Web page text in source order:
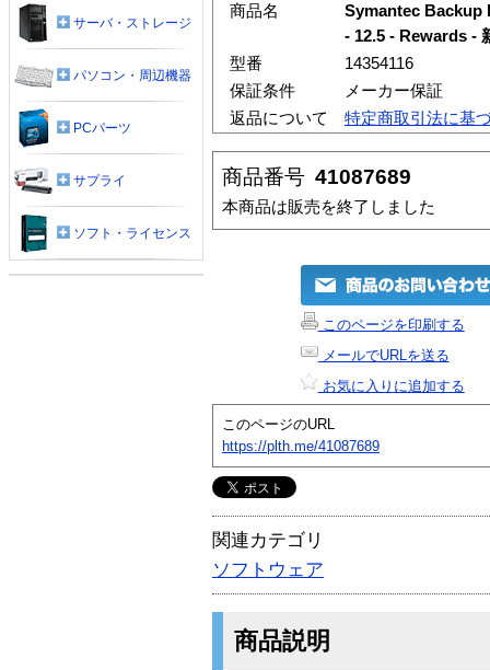
商品名
Symantec Backup
- 12.5 - Rewards -
型番
14354116
保証条件
メーカー保証
返品について
特定商取引法に基
商品番号 41087689
本商品は販売を終了しました
このページを印刷する
メールでURLを送る
お気に入りに追加する
このページのURL
https://plth.me/41087689
関連カテゴリ
ソフトウェア
商品説明
サーバ・ストレージ
パソコン・周辺機器
PCパーツ
サプライ
ソフト・ライセンス